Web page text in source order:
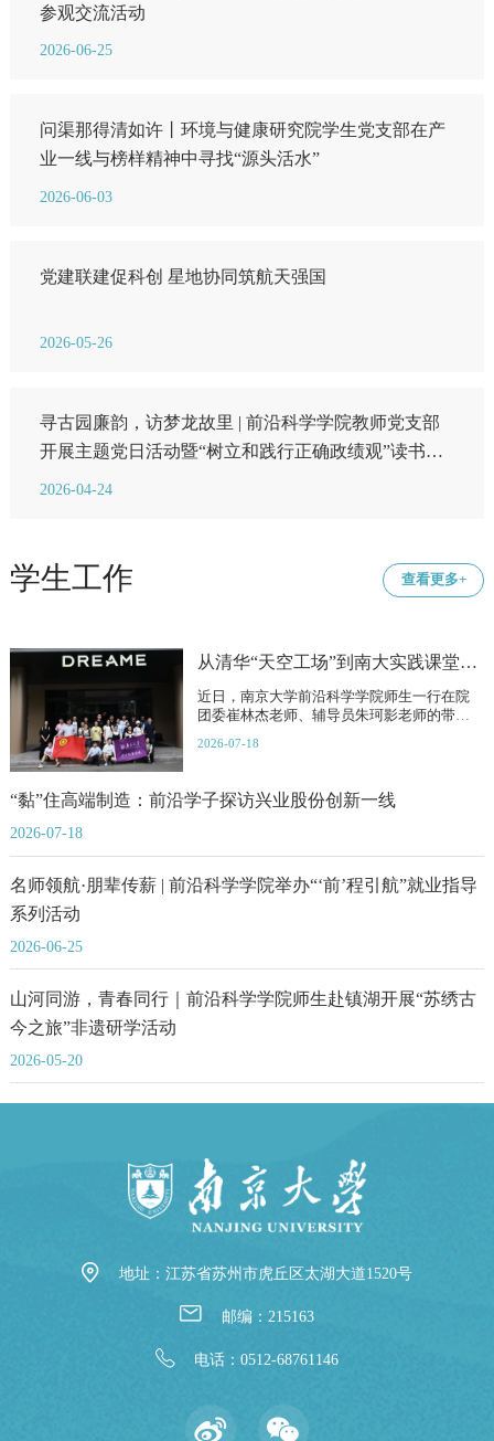
参观交流活动
2026-06-25
问渠那得清如许丨环境与健康研究院学生党支部在产
业一线与榜样精神中寻找“源头活水”
2026-06-03
党建联建促科创 星地协同筑航天强国
2026-05-26
寻古园廉韵，访梦龙故里 | 前沿科学学院教师党支部
开展主题党日活动暨“树立和践行正确政绩观”读书班
现场教学
2026-04-24
学生工作 查看更多+
从清华“天空工场”到南大实践课堂：前沿学子走进追觅科技探秘“新质生产力”
近日，南京大学前沿科学学院师生一行在院
团委崔林杰老师、辅导员朱珂影老师的带领
2026-07-18
“黏”住高端制造：前沿学子探访兴业股份创新一线
2026-07-18
名师领航·朋辈传薪 | 前沿科学学院举办“‘前’程引航”就业指导
系列活动
2026-06-25
山河同游，青春同行｜前沿科学学院师生赴镇湖开展“苏绣古
今之旅”非遗研学活动
2026-05-20
地址：江苏省苏州市虎丘区太湖大道1520号
邮编：215163
电话：0512-68761146